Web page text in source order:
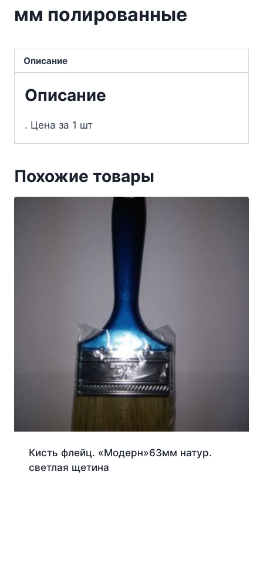
мм полированные
Описание
Описание
. Цена за 1 шт
Похожие товары
Кисть флейц. «Модерн»63мм натур.
светлая щетина